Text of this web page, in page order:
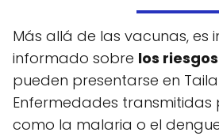
Más allá de las vacunas,
informado sobre los
pueden presentarse en
Enfermedades transmitidas
como la malaria o el